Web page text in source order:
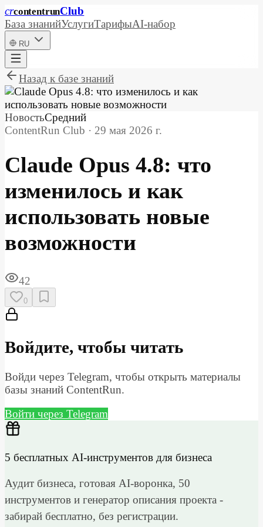
crcontentrunClub
База знанийУслугиТарифыAI-набор
RU
Назад к базе знаний
НовостьСредний
ContentRun Club · 29 мая 2026 г.
Claude Opus 4.8: что
изменилось и как
использовать новые
возможности
42
0
Войдите, чтобы читать
Войди через Telegram, чтобы открыть материалы
базы знаний ContentRun.
Войти через Telegram
5 бесплатных AI-инструментов для бизнеса
Аудит бизнеса, готовая AI-воронка, 50
инструментов и генератор описания проекта -
забирай бесплатно, без регистрации.